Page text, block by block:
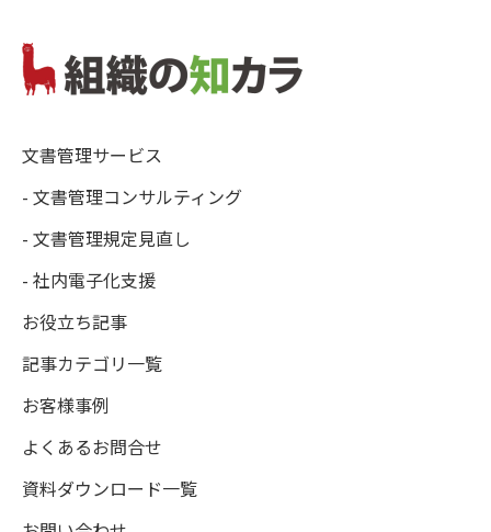
文書管理サービス
- 文書管理コンサルティング
- 文書管理規定見直し
- 社内電子化支援
お役立ち記事
記事カテゴリ一覧
お客様事例
よくあるお問合せ
資料ダウンロード一覧